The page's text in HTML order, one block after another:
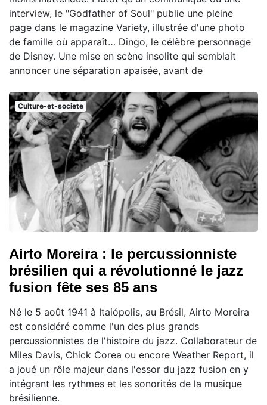
interview, le "Godfather of Soul" publie une pleine
page dans le magazine Variety, illustrée d'une photo
de famille où apparaît… Dingo, le célèbre personnage
de Disney. Une mise en scène insolite qui semblait
annoncer une séparation apaisée, avant de
Culture-et-societe
Airto Moreira : le percussionniste
brésilien qui a révolutionné le jazz
fusion fête ses 85 ans
Né le 5 août 1941 à Itaiópolis, au Brésil, Airto Moreira
est considéré comme l'un des plus grands
percussionnistes de l'histoire du jazz. Collaborateur de
Miles Davis, Chick Corea ou encore Weather Report, il
a joué un rôle majeur dans l'essor du jazz fusion en y
intégrant les rythmes et les sonorités de la musique
brésilienne.